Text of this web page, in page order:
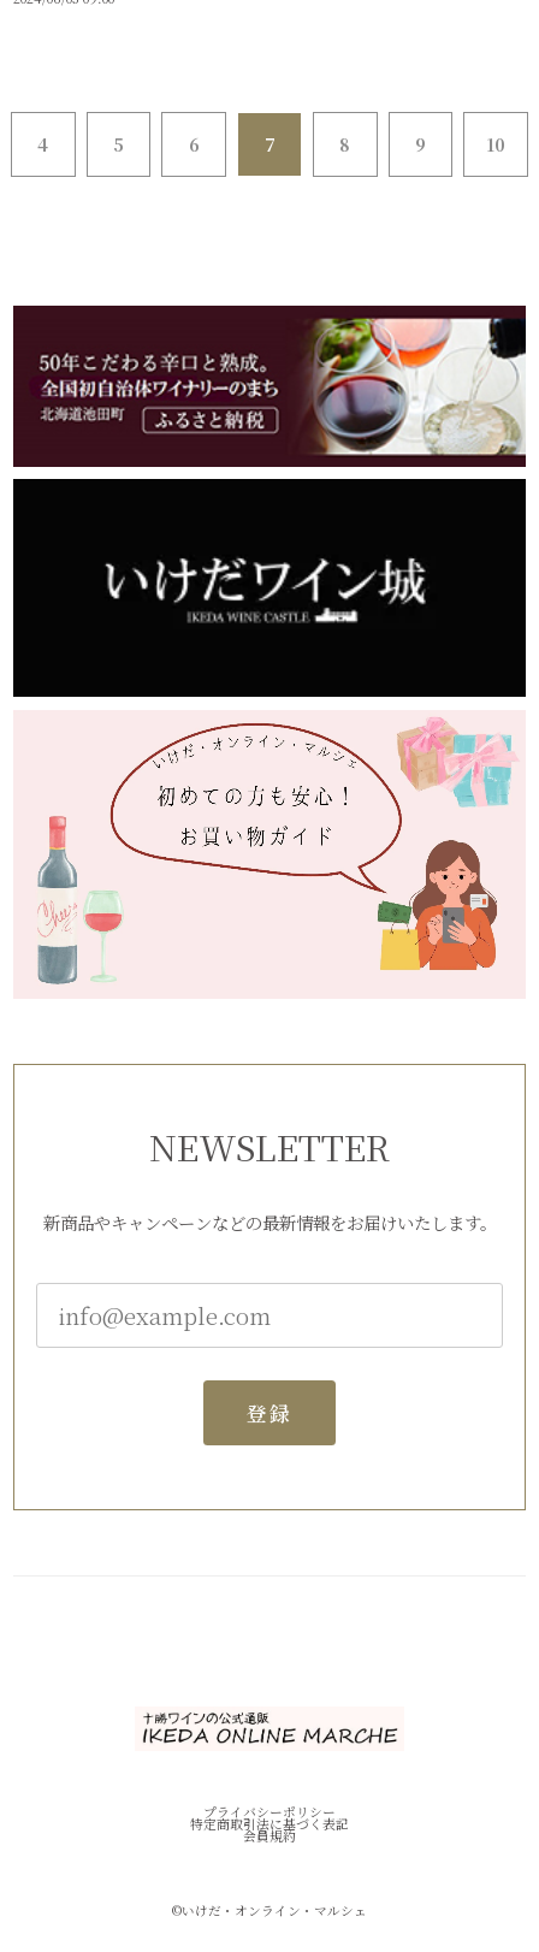
4 5 6 7 8 9 10
NEWSLETTER
新商品やキャンペーンなどの最新情報をお届けいたします。
登録
プライバシーポリシー
特定商取引法に基づく表記
会員規約
©︎いけだ・オンライン・マルシェ